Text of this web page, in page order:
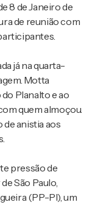
8 de Janeiro de
de reunião com
já na quarta-
Motta
Planalto e ao
quem almoçou.
anistia aos
pressão de
São Paulo,
(PP-PI), um